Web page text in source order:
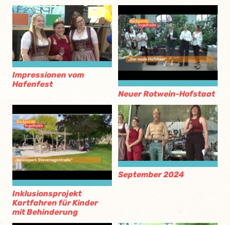
Impressionen vom
Hafenfest
Neuer Rotwein-Hofstaat
Inklusionsprojekt
Kartfahren für Kinder
mit Behinderung
September 2024